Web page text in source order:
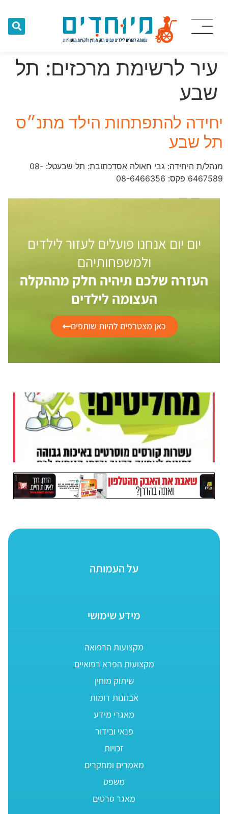
עיר לרשימת מרכזים: תל
שבע
יחידה להתפתחות הילד מתנ״ס
תל שבע
מנהל/ת היחידה: גבי חאולה אסדכתובת: תל שבעטל: 08-
6467589 פקס: 08-6466356
יום יום אנחנו פועלים לעזור לילדים
ולמשפחותיהם
העזרה שלכם תיהיה חלק מההקלה
העצומה לילדים
כאן מצטרפים להיות שותפים
על העמותה
מידע שימושי
מקצועות הרפואה
מקצועות הפרא רפואיים
שיתוק מוחין
אבחנות דומות
מאגרי מידע
פנאי ובידור
זכויות
מאמרים ומחקרים
משפט
מאגר סרטים